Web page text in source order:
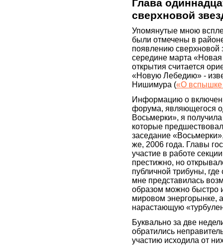
Глава
сверхновой
Упомянутые мною
были отмечены в
появлению
середине марта
открытия считается
«Новую Лебедию» -
Нишимура («О вспышке
Информацию о
форума, являющегося
Восьмерки», я
которые
заседание
же, 2006 года. Главы
участие в работе
престижно, но
публичной трибуны,
мне представилась
образом можно быстро
мировом энергорынке,
нарастающую
Буквально за две
обратились
участию исходила от